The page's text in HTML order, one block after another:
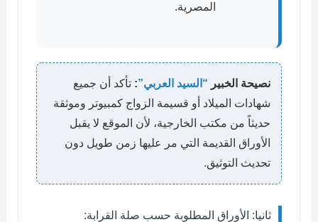
المصرية.
نصيحة الخبير “السيد العربي”: تأكد أن جميع
شهادات الميلاد أو قسيمة الزواج كمبيوتر وموثقة
حديثاً من مكتب الخارجية، لأن الموقع لا يقبل
الأوراق القديمة التي مر عليها زمن طويل دون
تحديث التوثيق.
ثانيا: الأوراق المطلوبة حسب صلة القرابة: